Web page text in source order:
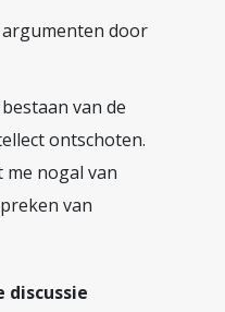
argumenten door
van de
ontschoten.
me nogal van
van
discussie